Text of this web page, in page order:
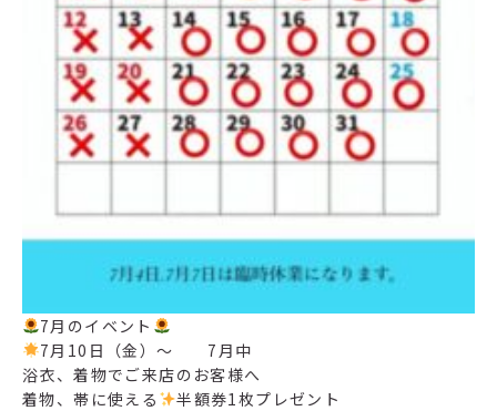
7月のイベント
7月10日（金）〜 7月中
浴衣、着物でご来店のお客様へ
着物、帯に使える
半額券1枚プレゼント